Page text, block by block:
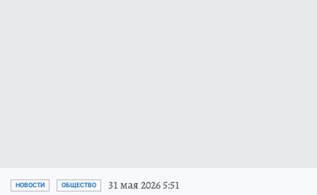
НОВОСТИ ОБЩЕСТВО 31 мая 2026 5:51